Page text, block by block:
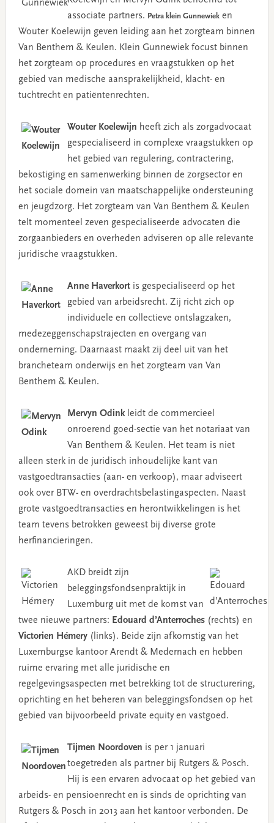
associate partners. Petra klein Gunnewieken
Wouter Koelewijn geven leiding aan het zorgteam binnen
Van Benthem & Keulen. Klein Gunnewiek focust binnen
het zorgteam op procedures en vraagstukken op het
gebied van medische aansprakelijkheid, klacht- en
tuchtrecht en patiëntenrechten.
Wouter Koelewijn heeft zich als zorgadvocaat
gespecialiseerd in complexe vraagstukken op
het gebied van regulering, contractering,
bekostiging en samenwerking binnen de zorgsector en
het sociale domein van maatschappelijke ondersteuning
en jeugdzorg. Het zorgteam van Van Benthem & Keulen
telt momenteel zeven gespecialiseerde advocaten die
zorgaanbieders en overheden adviseren op alle relevante
juridische vraagstukken.
Anne Haverkortis gespecialiseerd op het
gebied van arbeidsrecht. Zij richt zich op
individuele en collectieve ontslagzaken,
medezeggenschapstrajecten en overgang van
onderneming. Daarnaast maakt zij deel uit van het
brancheteam onderwijs en het zorgteam van Van
Benthem & Keulen.
Mervyn Odinkleidt de commercieel
onroerend goed-sectie van het notariaat van
Van Benthem & Keulen. Het team is niet
alleen sterk in de juridisch inhoudelijke kant van
vastgoedtransacties (aan- en verkoop), maar adviseert
ook over BTW- en overdrachtsbelastingaspecten. Naast
grote vastgoedtransacties en herontwikkelingen is het
team tevens betrokken geweest bij diverse grote
herfinancieringen.
AKD breidt zijn
beleggingsfondsenpraktijk in
Luxemburg uit met de komst van
twee nieuwe partners: Edouard d’Anterroches(rechts) en
Victorien Hémery(links). Beide zijn afkomstig van het
Luxemburgse kantoor Arendt & Medernach en hebben
ruime ervaring met alle juridische en
regelgevingsaspecten met betrekking tot de structurering,
oprichting en het beheren van beleggingsfondsen op het
gebied van bijvoorbeeld private equity en vastgoed.
Tijmen Noordoven is per 1 januari
toegetreden als partner bij Rutgers & Posch.
Hij is een ervaren advocaat op het gebied van
arbeids- en pensioenrecht en is sinds de oprichting van
Rutgers & Posch in 2013 aan het kantoor verbonden. De